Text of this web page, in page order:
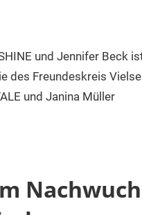
und Jennifer Beck
des Freundeskreis
und Janina Müller